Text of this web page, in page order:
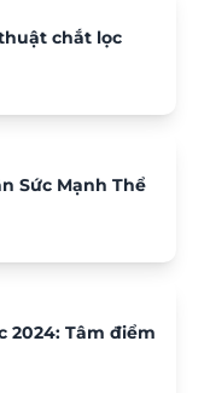
chắt lọc
Sức Mạnh Thể
2024: Tâm điểm